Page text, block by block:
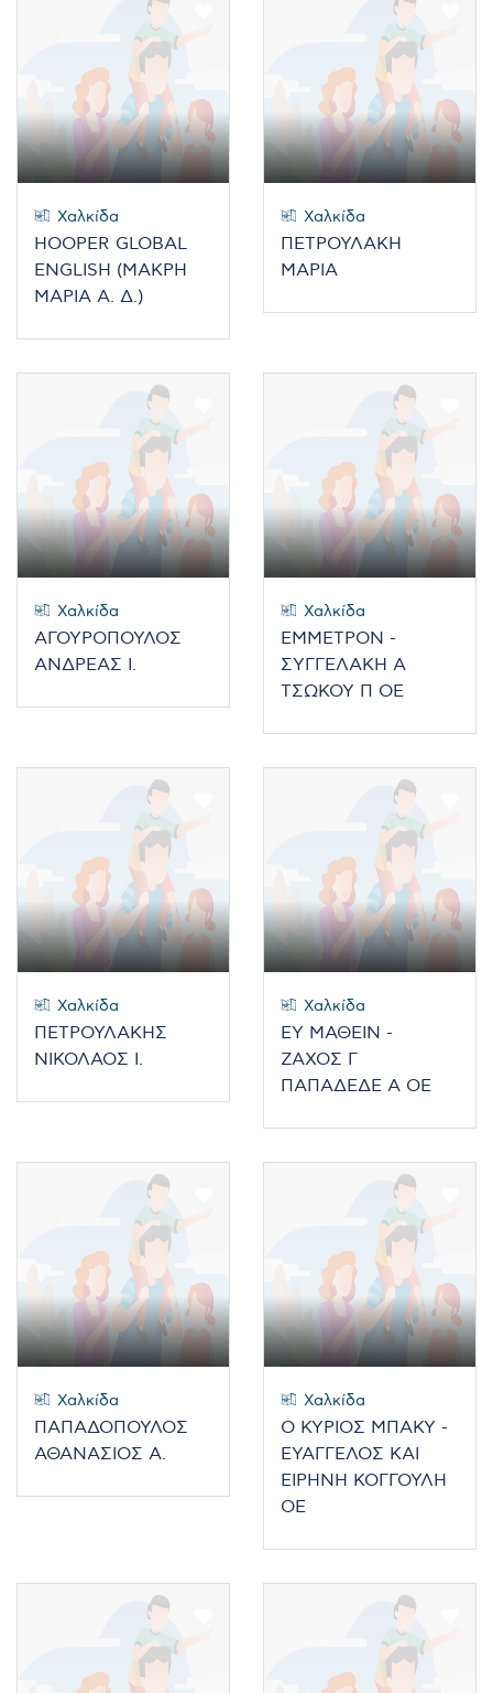
Χαλκίδα
HOOPER GLOBAL
ENGLISH (ΜΑΚΡΗ
ΜΑΡΙΑ Α. Δ.)
Χαλκίδα
ΠΕΤΡΟΥΛΑΚΗ
ΜΑΡΙΑ
Χαλκίδα
ΑΓΟΥΡΟΠΟΥΛΟΣ
ΑΝΔΡΕΑΣ Ι.
Χαλκίδα
ΕΜΜΕΤΡΟΝ -
ΣΥΓΓΕΛΑΚΗ Α
ΤΣΩΚΟΥ Π ΟΕ
Χαλκίδα
ΠΕΤΡΟΥΛΑΚΗΣ
ΝΙΚΟΛΑΟΣ Ι.
Χαλκίδα
ΕΥ ΜΑΘΕΙΝ -
ΖΑΧΟΣ Γ
ΠΑΠΑΔΕΔΕ Α ΟΕ
Χαλκίδα
ΠΑΠΑΔΟΠΟΥΛΟΣ
ΑΘΑΝΑΣΙΟΣ Α.
Χαλκίδα
Ο ΚΥΡΙΟΣ ΜΠΑΚΥ -
ΕΥΑΓΓΕΛΟΣ ΚΑΙ
ΕΙΡΗΝΗ ΚΟΓΓΟΥΛΗ
ΟΕ